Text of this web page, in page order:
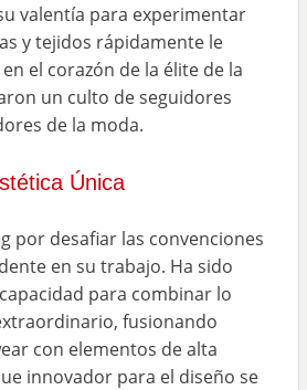
valentía para experimentar
y tejidos rápidamente le
el corazón de la élite de la
un culto de seguidores
de la moda.
Única
por desafiar las convenciones
en su trabajo. Ha sido
para combinar lo
fusionando
con elementos de alta
innovador para el diseño se